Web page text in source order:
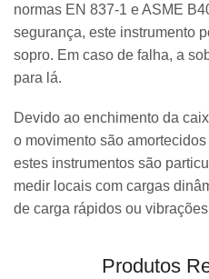
normas EN 837-1 e ASME
segurança, este instrumento
sopro. Em caso de falha, a
para lá.
Devido ao enchimento da
o movimento são
estes instrumentos são
medir locais com cargas
de carga rápidos ou
Produtos